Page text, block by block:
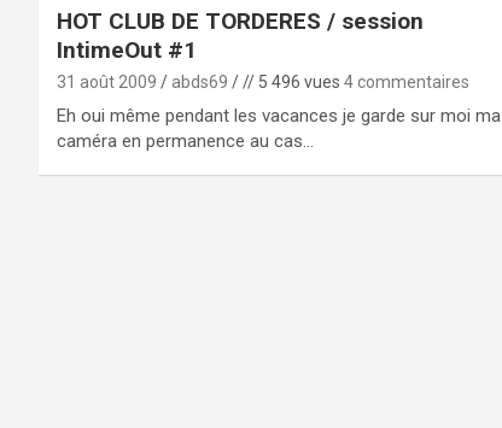
HOT CLUB DE TORDERES / session
IntimeOut #1
31 août 2009 abds69 // 5 496 vues 4 commentaires
Eh oui même pendant les vacances je garde sur moi ma
caméra en permanence au cas…